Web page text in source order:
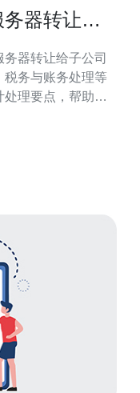
器转让给
器转让给子公司
税务与账务处理等
理要点，帮助企
务重组、成本中